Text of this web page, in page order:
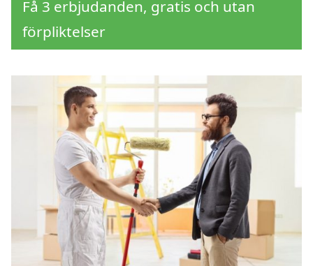
Få 3 erbjudanden, gratis och utan
förpliktelser